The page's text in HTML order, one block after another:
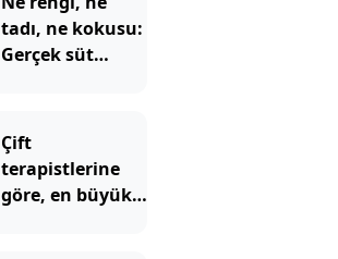
tadı, ne kokusu:
Gerçek süt
Çift
terapistlerine
göre, en büyük